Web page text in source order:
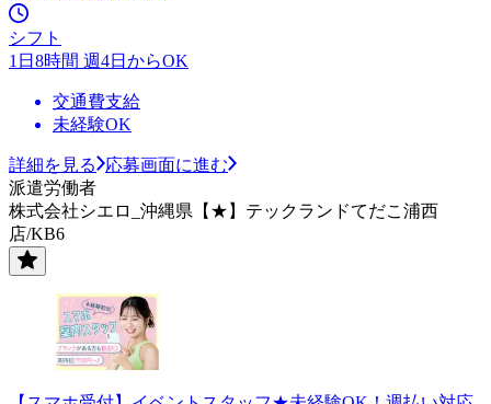
シフト
1日8時間 週4日からOK
交通費支給
未経験OK
詳細を見る
応募画面に進む
派遣労働者
株式会社シエロ_沖縄県【★】テックランドてだこ浦西
店/KB6